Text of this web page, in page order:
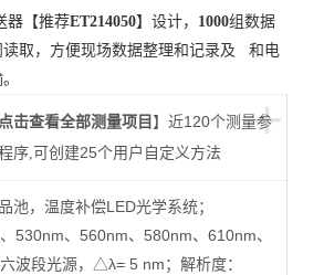
器【推荐ET214050】设计， 1000组数据
读取，方便现场数据整理和记录及 和电
+
点击查看全部测量项目】近120个测量参
序,可创建25个用户自定义方法
池，温度补偿LED光学系统；
530nm、560nm、580nm、610nm、
六波段光源， △λ= 5 nm；解析度：